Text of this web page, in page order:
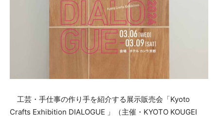
工芸・手仕事の作り手を紹介する展示販売会「Kyoto
Crafts Exhibition DIALOGUE 」（主催・KYOTO KOUGEI